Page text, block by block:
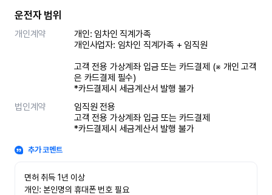
운전자 범위
개인계약
개인: 임차인 직계가족
개인사업자: 임차인 직계가족 + 임직원
고객 전용 가상계좌 입금 또는 카드결제 (※ 개인 고객
은 카드결제 필수)
*카드결제시 세금계산서 발행 불가
법인계약
임직원 전용
고객 전용 가상계좌 입금 또는 카드결제
*카드결제시 세금계산서 발행 불가
추가 코멘트
면허 취득 1년 이상
개인: 본인명의 휴대폰 번호 필요